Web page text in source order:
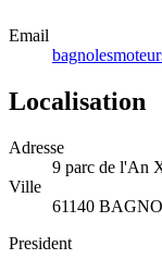
Email
Localisation
Adresse
9 parc de l'An
Ville
61140
President